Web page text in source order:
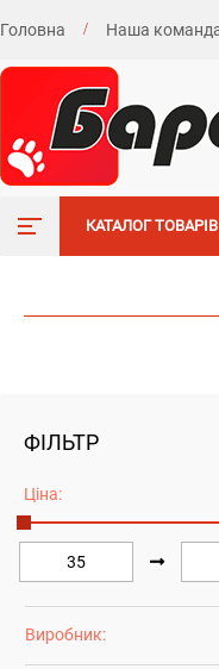
Головна Наша
КАТАЛОГ ТОВАРІВ
ФІЛЬТР
Ціна:
Виробник: